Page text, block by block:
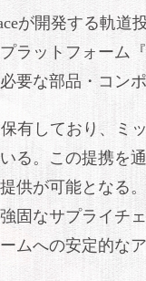
が開発する軌
ラットフォーム
要な部品・コン
有しており、
る。この提携を
供が可能となる
固なサプライチ
ムへの安定的な